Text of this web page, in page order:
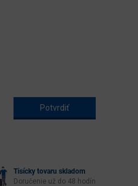
Tisícky tovaru skladom
Doručenie už do 48 hodín